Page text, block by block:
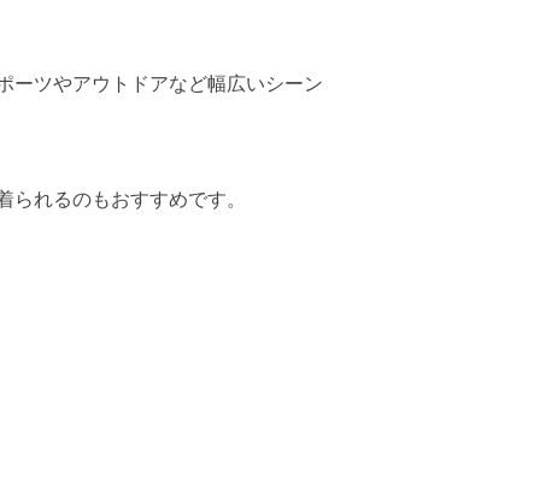
ーツやアウトドアなど幅広いシーン
れるのもおすすめです。